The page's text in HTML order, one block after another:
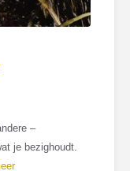
–
je bezighoudt.